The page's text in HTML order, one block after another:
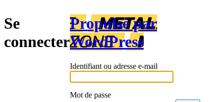
Se
connecter
Propulsé par
WordPress
Identifiant ou adresse e-mail
Mot de passe